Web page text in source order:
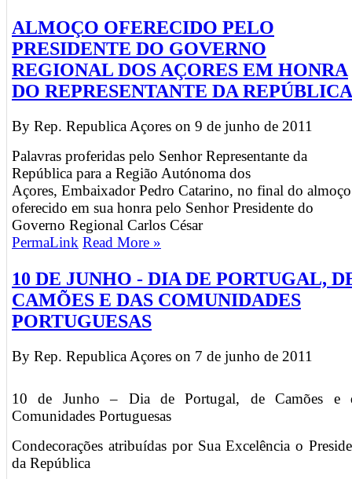
ALMOÇO OFERECIDO PELO
PRESIDENTE DO GOVERNO
REGIONAL DOS AÇORES EM HONRA
DO REPRESENTANTE DA REPÚBLICA
By Rep. Republica Açores on 9 de junho de 2011
Palavras proferidas pelo Senhor Representante da
República para a Região Autónoma dos
Açores, Embaixador Pedro Catarino, no final do almoço
oferecido em sua honra pelo Senhor Presidente do
Governo Regional Carlos César
PermaLink Read More »
10 DE JUNHO - DIA DE PORTUGAL,
CAMÕES E DAS COMUNIDADES
PORTUGUESAS
By Rep. Republica Açores on 7 de junho de 2011
10 de Junho – Dia de Portugal, de Camões e
Comunidades Portuguesas
Condecorações atribuídas por Sua Excelência o
da República